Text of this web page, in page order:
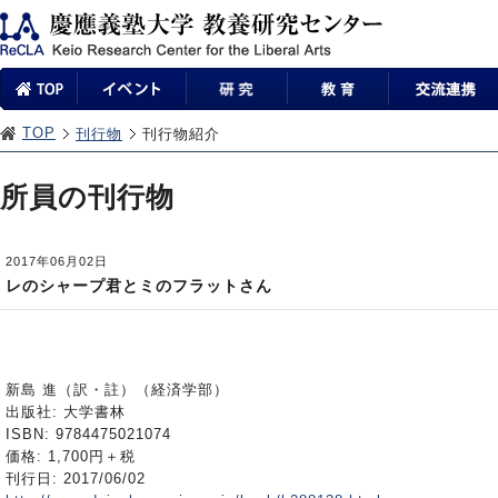
TOP 刊行物 刊行物紹介
所員の刊行物
2017年06月02日
レのシャープ君とミのフラットさん
新島 進（訳・註）（経済学部）
出版社: 大学書林
ISBN: 9784475021074
価格: 1,700円＋税
刊行日: 2017/06/02